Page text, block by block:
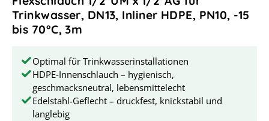
Trinkwasser, DN13, Inliner HDPE, PN10, -15
bis 70°C, 3m
Optimal für Trinkwasserinstallationen
HDPE-Innenschlauch – hygienisch,
geschmacksneutral, lebensmittelecht
Edelstahl-Geflecht – druckfest, knickstabil und
langlebig